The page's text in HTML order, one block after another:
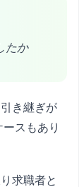
たか
き継ぎが
スもあり
求職者と